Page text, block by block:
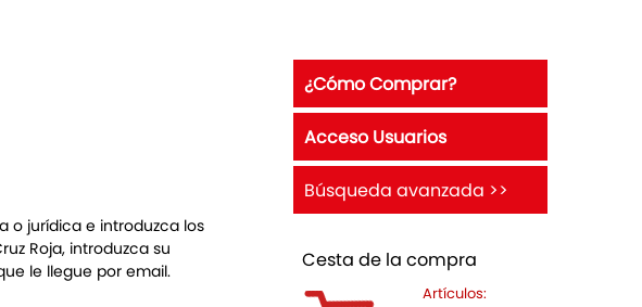
o jurídica e introduzca los
Roja, introduzca su
le llegue por email.
¿Cómo Comprar?
Acceso Usuarios
Búsqueda avanzada >>
Cesta de la compra
Artículos: